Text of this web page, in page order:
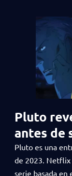
Pluto
antes de
Pluto es una
de 2023. Netflix
serie basada en